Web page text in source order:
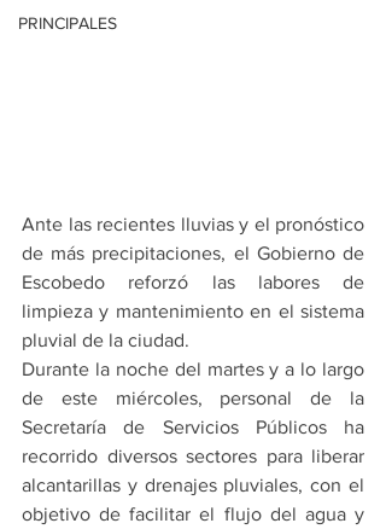
PRINCIPALES
Ante las recientes lluvias y el pronóstico
de más precipitaciones, el Gobierno de
Escobedo reforzó las labores de
limpieza y mantenimiento en el sistema
pluvial de la ciudad.
Durante la noche del martes y a lo largo
de este miércoles, personal de la
Secretaría de Servicios Públicos ha
recorrido diversos sectores para liberar
alcantarillas y drenajes pluviales, con el
objetivo de facilitar el flujo del agua y